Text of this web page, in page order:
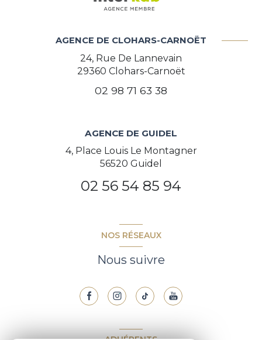
AGENCE DE CLOHARS-CARNOËT
24, Rue De Lannevain
29360 Clohars-Carnoët
02 98 71 63 38
AGENCE DE GUIDEL
4, Place Louis Le Montagner
56520 Guidel
02 56 54 85 94
NOS RÉSEAUX
Nous suivre